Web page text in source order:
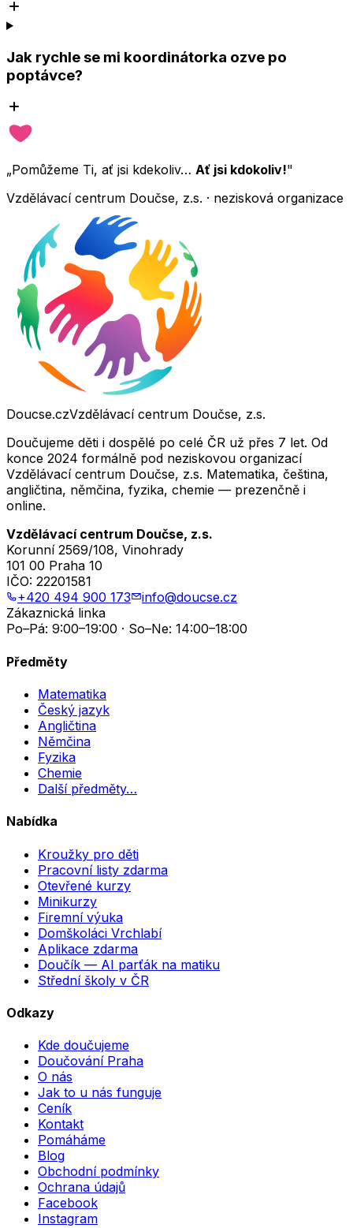
Jak rychle se mi koordinátorka ozve po
poptávce?
„Pomůžeme Ti, ať jsi kdekoliv… Ať jsi kdokoliv!"
Vzdělávací centrum Doučse, z.s. · nezisková organizace
Doucse.czVzdělávací centrum Doučse, z.s.
Doučujeme děti i dospělé po celé ČR už přes 7 let. Od
konce 2024 formálně pod neziskovou organizací
Vzdělávací centrum Doučse, z.s. Matematika, čeština,
angličtina, němčina, fyzika, chemie — prezenčně i
online.
Vzdělávací centrum Doučse, z.s.
Korunní 2569/108, Vinohrady
101 00 Praha 10
IČO: 22201581
+420 494 900 173
info@doucse.cz
Zákaznická linka
Po–Pá: 9:00–19:00 · So–Ne: 14:00–18:00
Předměty
Matematika
Český jazyk
Angličtina
Němčina
Fyzika
Chemie
Další předměty…
Nabídka
Kroužky pro děti
Pracovní listy zdarma
Otevřené kurzy
Minikurzy
Firemní výuka
Domškoláci Vrchlabí
Aplikace zdarma
Doučík — AI parťák na matiku
Střední školy v ČR
Odkazy
Kde doučujeme
Doučování Praha
O nás
Jak to u nás funguje
Ceník
Kontakt
Pomáháme
Blog
Obchodní podmínky
Ochrana údajů
Facebook
Instagram